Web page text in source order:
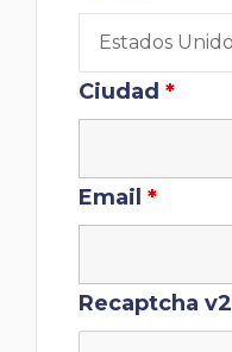
Ciudad *
Email *
Recaptcha v2